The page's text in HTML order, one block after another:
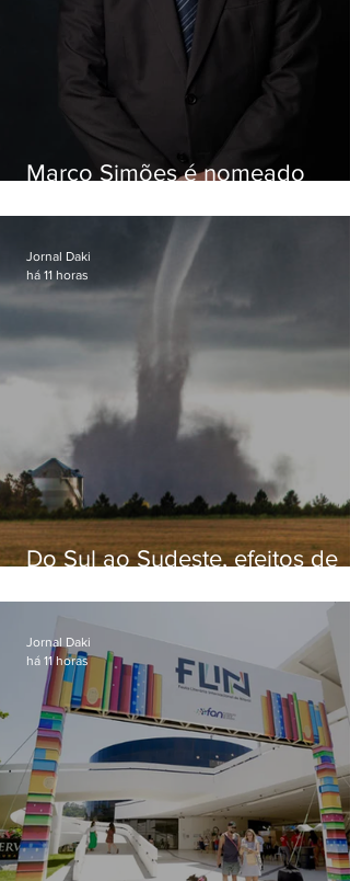
Marco Simões é nomeado
Do Sul ao Sudeste, efeitos de
apreensão na população
Jornal Daki
há 11 horas
Jornal Daki
há 11 horas